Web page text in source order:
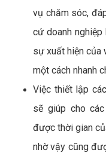
vụ chăm sóc,
cứ doanh
sự xuất hiện của
một cách nhanh
Việc thiết lập
sẽ giúp cho
được thời gian
nhờ vậy cũng